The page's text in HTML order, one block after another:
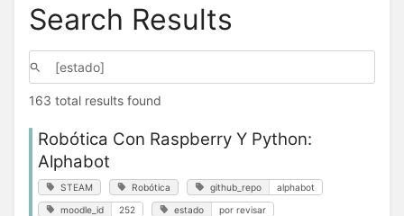
Search Results
163 total results found
Robótica Con Raspberry Y Python:
Alphabot
STEAM Robótica github_repo alphabot
moodle_id 252 estado por revisar